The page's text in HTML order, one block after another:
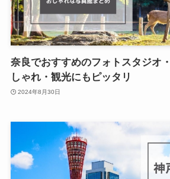
奈良でおすすめのフォトスタジオ
しゃれ・観光にもピッタリ
2024年8月30日